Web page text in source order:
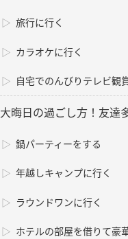
旅行に行く
カラオケに行く
自宅でのんびりテレビ観
大晦日の過ごし方！友達
鍋パーティーをする
年越しキャンプに行く
ラウンドワンに行く
ホテルの部屋を借りて豪